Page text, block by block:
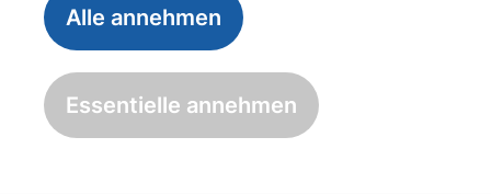
Meinung des jeweiligen Autors und nicht
immer die Meinung des Anbieters wieder.
Mit der reinen Nutzung der Website des
Anbieters kommt keinerlei
Alle annehmen
Essentielle annehmen